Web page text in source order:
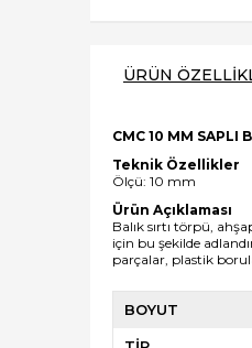
ÜRÜN
CMC 10 MM SAPLI
Teknik Özellikler
Ölçü: 10 mm
Ürün Açıklaması
Balık sırtı törpü,
için bu şekilde
parçalar, plastik
BOYUT